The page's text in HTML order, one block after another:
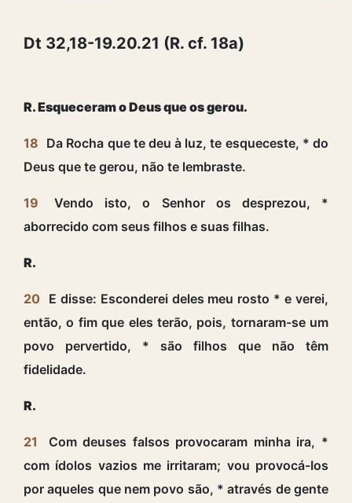
Dt 32,18-19.20.21 (R. cf. 18a)
R. Esqueceram o Deus que os gerou.
18 Da Rocha que te deu à luz, te esqueceste, * do
Deus que te gerou, não te lembraste.
19
Vendo isto, o Senhor os desprezou, *
aborrecido com seus filhos e suas filhas.
R.
20 E disse: Esconderei deles meu rosto * e verei,
então, o fim que eles terão, pois, tornaram-se um
povo pervertido, * são filhos que não têm
fidelidade.
R.
21
Com deuses falsos provocaram minha ira, *
com ídolos vazios me irritaram; vou provocá-Ios
por aqueles que nem povo são, * através de gente